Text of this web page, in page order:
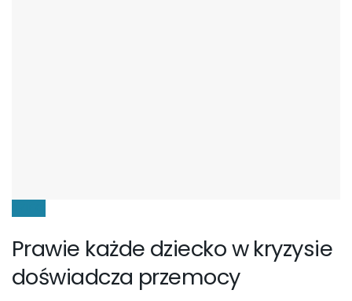
Prawie każde dziecko w kryzysie
doświadcza przemocy